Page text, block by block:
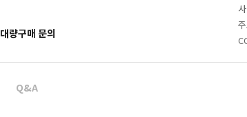
대량구매 문의
Q&A